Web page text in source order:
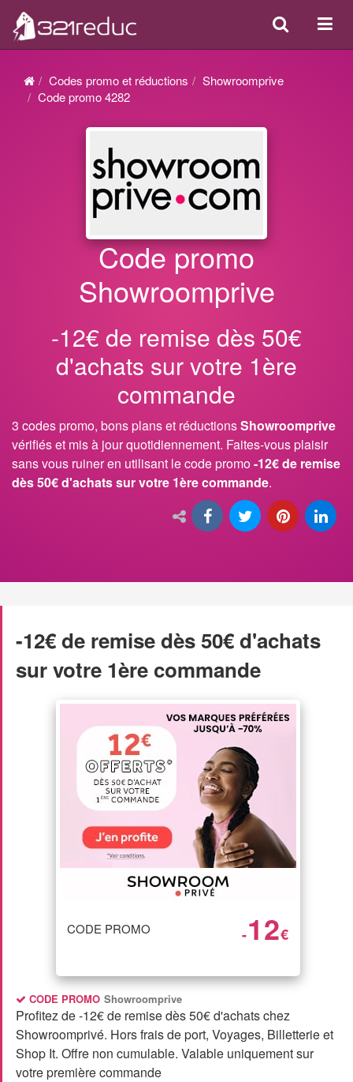
ou
Search
Codes promo et réductions
Showroomprive
Code promo 4282
Code promo
Showroomprive
-12€ de remise dès 50€
d'achats sur votre 1ère
commande
3 codes promo, bons plans et réductionsShowroomprive
vérifiés et mis à jour quotidiennement. Faites-vous plaisir
sans vous ruiner en utilisant le code promo-12€ de remise
dès 50€ d'achats sur votre 1ère commande.
-12€ de remise dès 50€ d'achats
sur votre 1ère commande
CODE PROMO -12€
CODE PROMO Showroomprive
Profitez de -12€ de remise dès 50€ d'achats chez
Showroomprivé. Hors frais de port, Voyages, Billetterie et
Shop It. Offre non cumulable. Valable uniquement sur
votre première commande